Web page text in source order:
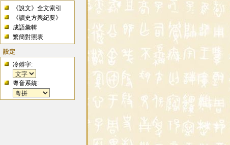
《說文》全文索引
《讀史方輿紀要》
成語彙輯
繁簡對照表
設定
冷僻字:
粵音系統: